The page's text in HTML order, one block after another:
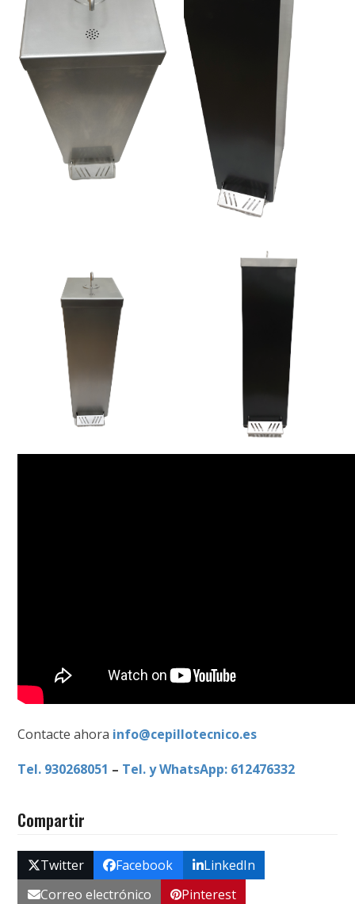
Contacte ahora info@cepillotecnico.es
Tel. 930268051 – Tel. y WhatsApp: 612476332
Compartir
Twitter Facebook
LinkedIn
Correo electrónico
Pinterest